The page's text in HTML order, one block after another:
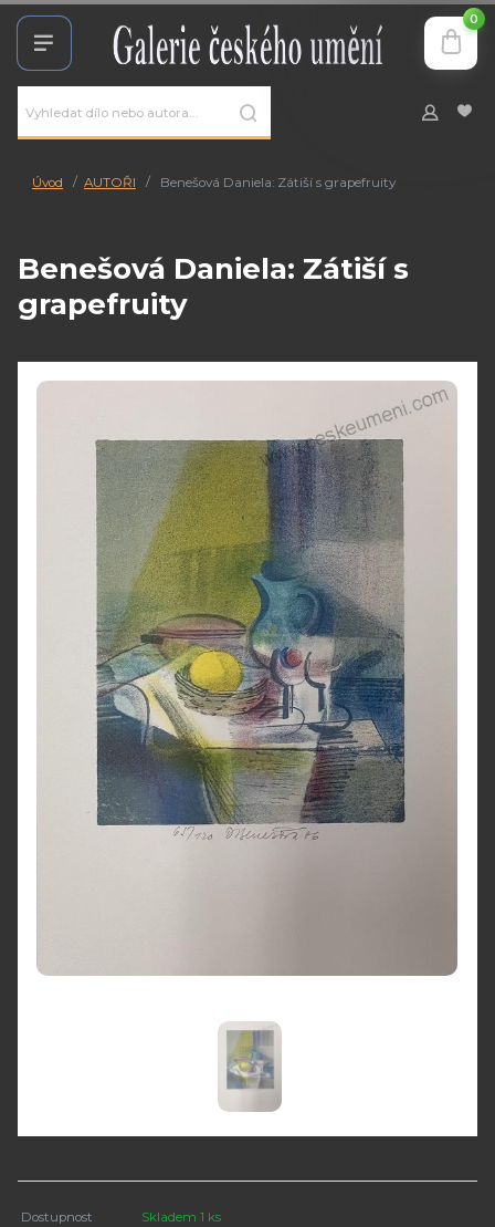
0
Úvod AUTOŘI Benešová Daniela: Zátiší s grapefruity
Benešová Daniela: Zátiší s
grapefruity
Dostupnost Skladem 1 ks